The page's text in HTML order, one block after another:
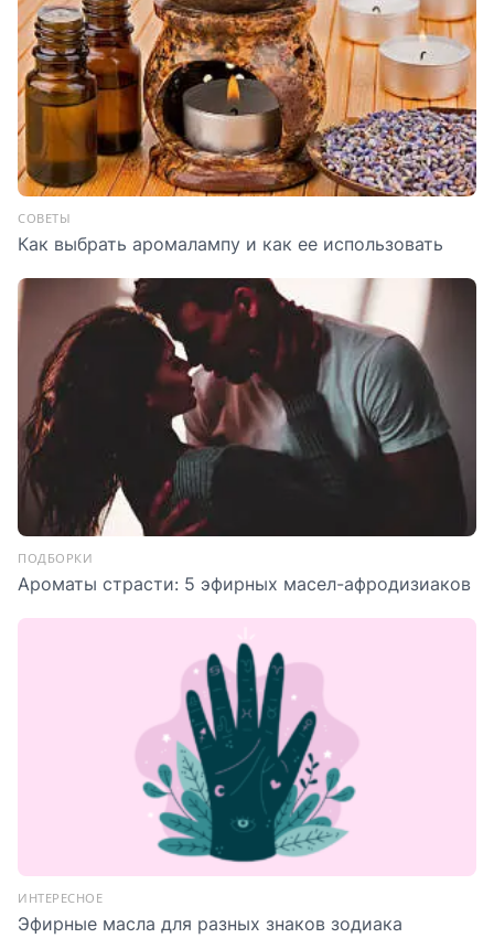
СОВЕТЫ
Как выбрать аромалампу и как ее использовать
ПОДБОРКИ
Ароматы страсти: 5 эфирных масел-афродизиаков
ИНТЕРЕСНОЕ
Эфирные масла для разных знаков зодиака